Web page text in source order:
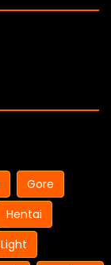
Gore
Hentai
Light